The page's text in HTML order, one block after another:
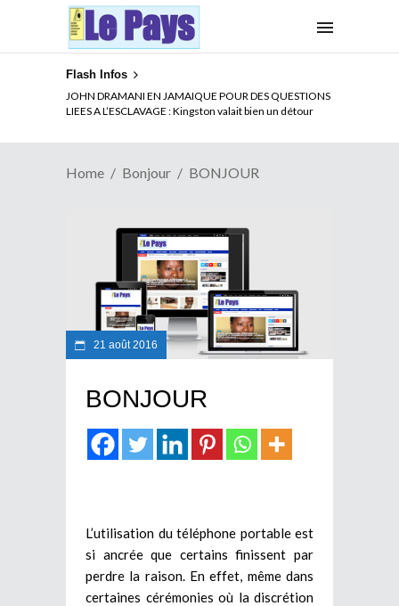
Flash Infos
JOHN DRAMANI EN JAMAIQUE POUR DES QUESTIONS
LIEES A L’ESCLAVAGE : Kingston valait bien un détour
Home Bonjour BONJOUR
21 août 2016
BONJOUR
L’utilisation du téléphone portable est
si ancrée que certains finissent par
perdre la raison. En effet, même dans
certaines cérémonies où la discrétion